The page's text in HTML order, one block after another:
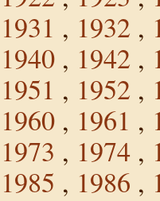
1931 , 1932 ,
1940 , 1942 ,
1951 , 1952 ,
1960 , 1961 ,
1973 , 1974 ,
1985 , 1986 ,